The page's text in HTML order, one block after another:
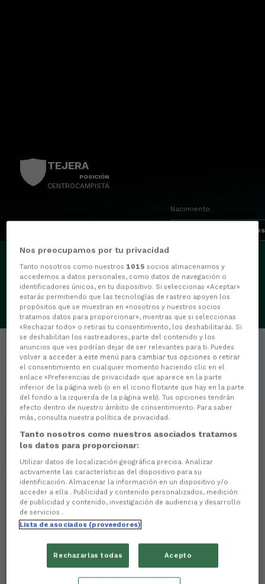
TEJERA
POSICIÓN
CENTROCAMPISTA
Nacimiento
36 años
0 0
Estadísticas
0
0
0
Goles
Goles de penalti
Nos preocupamos por tu privacidad
Tanto nosotros como nuestros 1015 socios almacenamos y
accedemos a datos personales, como datos de navegación o
identificadores únicos, en tu dispositivo. Si seleccionas «Aceptar»
estarás permitiendo que las tecnologías de rastreo apoyen los
propósitos que se muestran en «nosotros y nuestros socios
tratamos datos para proporcionar», mientras que si seleccionas
«Rechazar todo» o retiras tu consentimiento, los deshabilitarás. Si
se deshabilitan los rastreadores, parte del contenido y los
anuncios que ves podrían dejar de ser relevantes para ti. Puedes
volver a acceder a este menú para cambiar tus opciones o retirar
el consentimiento en cualquier momento haciendo clic en el
enlace «Preferencias de privacidad» que aparece en la parte
inferior de la página web (o en el icono flotante que hay en la parte
del fondo a la izquierda de la página web). Tus opciones tendrán
efecto dentro de nuestro ámbito de consentimiento. Para saber
más, consulta nuestra política de privacidad.
Tanto nosotros como nuestros asociados tratamos
los datos para proporcionar:
Utilizar datos de localización geográfica precisa. Analizar
activamente las características del dispositivo para su
identificación. Almacenar la información en un dispositivo y/o
acceder a ella . Publicidad y contenido personalizados, medición
de publicidad y contenido, investigación de audiencia y desarrollo
de servicios .
Lista de asociados (proveedores)
Rechazarlas todas Acepto